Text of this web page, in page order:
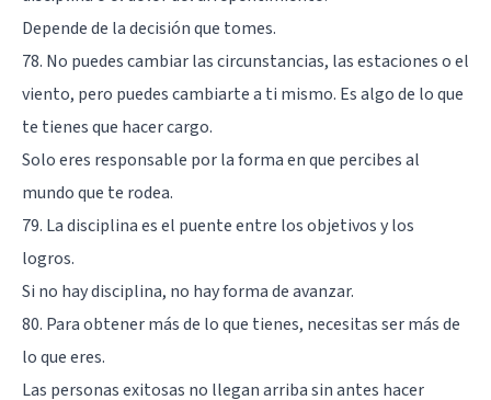
Depende de la decisión que tomes.
78. No puedes cambiar las circunstancias, las estaciones o el
viento, pero puedes cambiarte a ti mismo. Es algo de lo que
te tienes que hacer cargo.
Solo eres responsable por la forma en que percibes al
mundo que te rodea.
79. La disciplina es el puente entre los objetivos y los
logros.
Si no hay disciplina, no hay forma de avanzar.
80. Para obtener más de lo que tienes, necesitas ser más de
lo que eres.
Las personas exitosas no llegan arriba sin antes hacer